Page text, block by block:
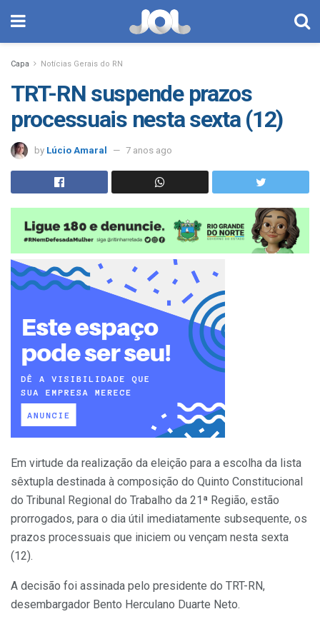
Capa Notícias Gerais do RN
TRT-RN suspende prazos
processuais nesta sexta (12)
by Lúcio Amaral 7 anos ago
Em virtude da realização da eleição para a escolha da lista
sêxtupla destinada à composição do Quinto Constitucional
do Tribunal Regional do Trabalho da 21ª Região, estão
prorrogados, para o dia útil imediatamente subsequente, os
prazos processuais que iniciem ou vençam nesta sexta
(12).
A decisão foi assinada pelo presidente do TRT-RN,
desembargador Bento Herculano Duarte Neto.